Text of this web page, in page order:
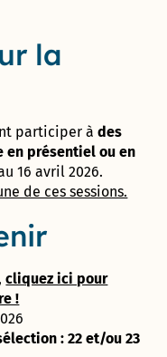
la
participer àdes
en présentiel ou en
16 avril 2026.
de ces sessions.
cliquez ici pour
!
: 22 et/ou 23